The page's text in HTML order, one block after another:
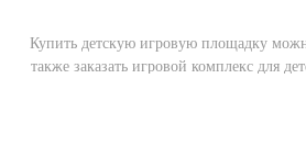
Купить детскую игровую площадку
также заказать игровой комплекс для